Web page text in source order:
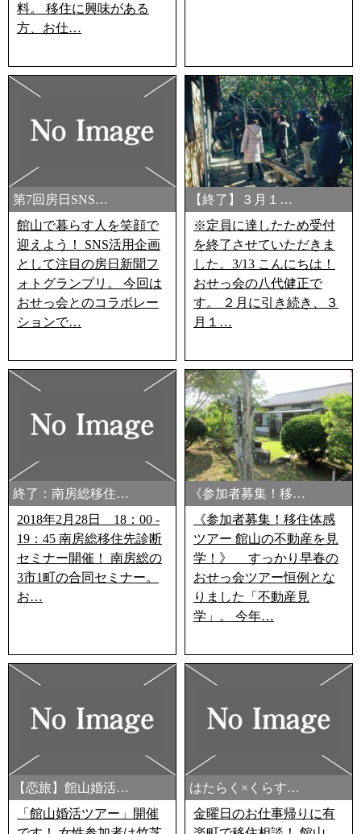
料。 移住に興味がある
方、お仕…
第7回房日SNS…
館山で暮らす人を笑顔で
迎えよう！ SNS活用企画
として注目の房日新聞フ
ォトグランプリ。 今回は
おせっ会とのコラボレー
ションで…
【終了】３月１…
※定員に達したため受付
を終了させていただきま
した。3/13 こんにちは！
おせっ会の八代健正で
す。 ２月に引き続き、３
月１…
終了：南房総移住…
2018年2月28日 18：00 -
19：45 南房総移住先診断
セミナー開催！ 南房総の
3市1町の合同セミナー。
お…
《参加者募集！移…
《参加者募集！移住体感
ツアー 館山の不動産を見
学！》 すっかり早春の
おせっ会ツアー恒例とな
りました「不動産見
学」。 今年…
【恋旅】館山婚活…
「館山婚活ツアー」開催
はたらく×くらす…
金曜日のお仕事帰りに有